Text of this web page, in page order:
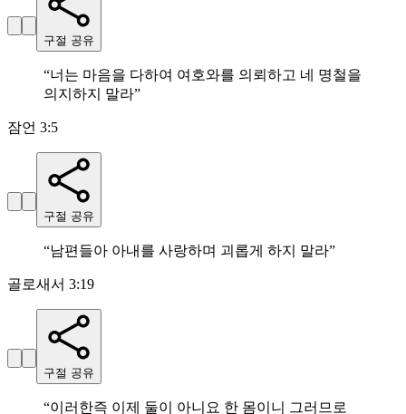
구절 공유
“너는 마음을 다하여 여호와를 의뢰하고 네 명철을
의지하지 말라”
잠언 3:5
구절 공유
“남편들아 아내를 사랑하며 괴롭게 하지 말라”
골로새서 3:19
구절 공유
“이러한즉 이제 둘이 아니요 한 몸이니 그러므로